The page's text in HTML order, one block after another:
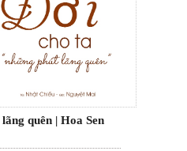
quên | Hoa Sen